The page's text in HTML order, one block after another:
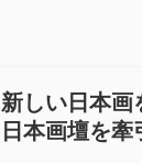
新しい日本画
日本画壇を